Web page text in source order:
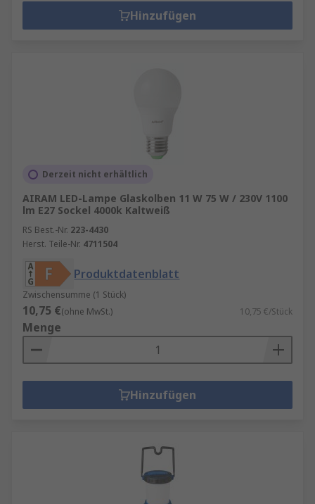
Hinzufügen
Derzeit nicht erhältlich
AIRAM LED-Lampe Glaskolben 11 W 75 W / 230V 1100
lm E27 Sockel 4000k Kaltweiß
RS Best.-Nr. 223-4430
Herst. Teile-Nr. 4711504
Produktdatenblatt
Zwischensumme (1 Stück)
10,75 €(ohne MwSt.) 10,75 €/Stück
Menge
Hinzufügen